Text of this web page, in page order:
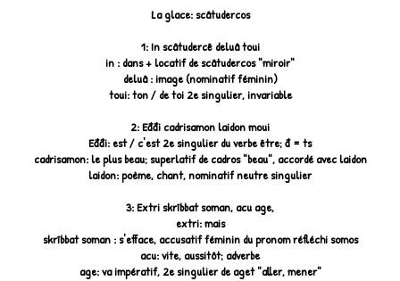
La glace: scâtudercos
1: In scâtudercê deluâ toui
in : dans + locatif de scâtudercos "miroir"
deluâ : image (nominatif féminin)
toui: ton / de toi 2e singulier, invariable
2: Eđđi cadrisamon laidon moui
Eđđi: est / c'est 2e singulier du verbe être; đ = ts
cadrisamon: le plus beau; superlatif de cadros "beau", accordé avec laidon
laidon: poème, chant, nominatif neutre singulier
3: Extri skrîbbat soman, acu age,
extri: mais
skrîbbat soman : s'efface, accusatif féminin du pronom réfléchi somos
acu: vite, aussitôt; adverbe
age: va impératif, 2e singulier de aget "aller, mener"